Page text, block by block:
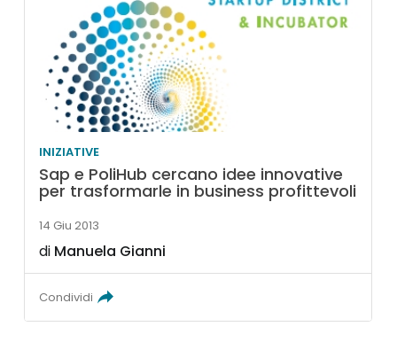
INIZIATIVE
Sap e PoliHub cercano idee innovative
per trasformarle in business profittevoli
14 Giu 2013
di Manuela Gianni
Condividi